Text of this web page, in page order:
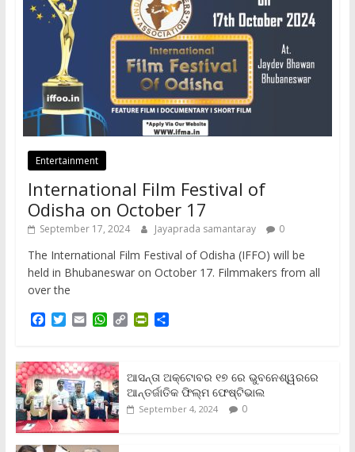
Entertainment
International Film Festival of
Odisha on October 17
September 17, 2024 Jayaprada samantaray 0
The International Film Festival of Odisha (IFFO) will be
held in Bhubaneswar on October 17. Filmmakers from all
over the
F
e
b
o
o
k
T
t
t
e
r
E
i
l
W
t
s
A
p
p
C
L
i
n
k
P
t
F
r
i
S
e
ଆସନ୍ତା ଅକ୍ଟୋବର ୧୭ ରେ ଭୁବନେଶ୍ୱରରେ
ଆନ୍ତର୍ଜାତିକ ଫିଲ୍ମ ଫେଷ୍ଟିଭାଲ
September 4, 2024 0